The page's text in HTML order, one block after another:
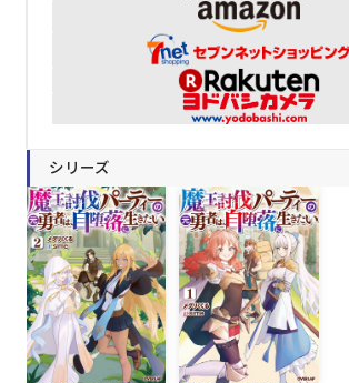
シリーズ